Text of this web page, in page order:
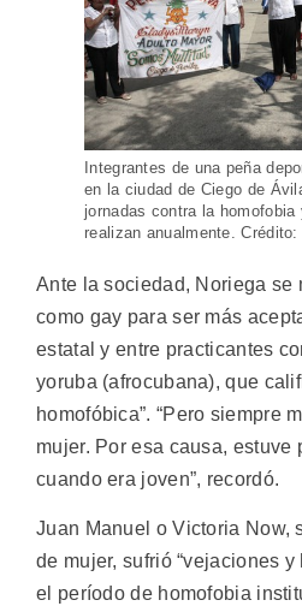
Integrantes de una peña
en la ciudad de Ciego de
jornadas contra la
realizan anualmente.
Ante la sociedad, Noriega se
como gay para ser más
estatal y entre practicantes
yoruba (afrocubana), que
homofóbica”. “Pero siempre
mujer. Por esa causa, estuve
cuando era joven”, recordó.
Juan Manuel o Victoria Now,
de mujer, sufrió “vejaciones
el período de homofobia